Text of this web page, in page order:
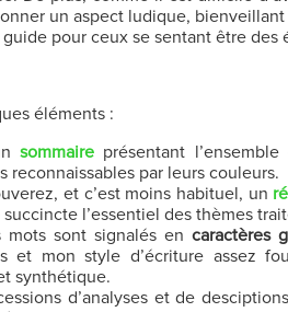
un aspect ludique,
pour ceux se sentant être des
éléments :
sommaire présentant
reconnaissables par leurs couleurs.
et c’est moins habituel, un
succincte l’essentiel des thèmes
motssont signalés encaractères
et mon style d’écriture assez
synthétique.
d’analyses et de